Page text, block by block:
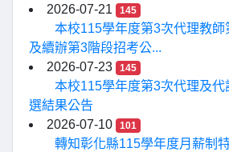
2026-07-21
145
本校115學年度第3次代理教師
及續辦第3階段招考公...
2026-07-23
145
本校115學年度第3次代理及
選結果公告
2026-07-10
101
轉知彰化縣115學年度月薪制